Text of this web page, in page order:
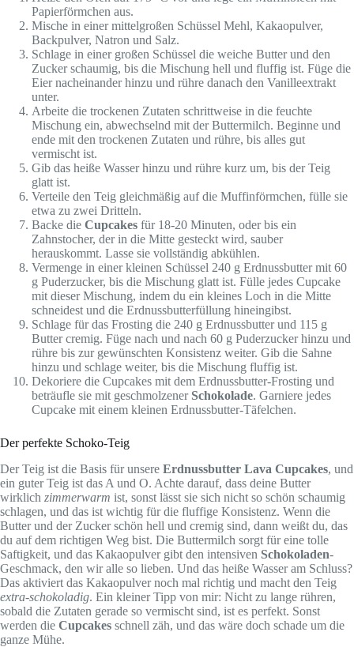
Papierförmchen aus.
Mische in einer mittelgroßen Schüssel Mehl, Kakaopulver,
Backpulver, Natron und Salz.
Schlage in einer großen Schüssel die weiche Butter und den
Zucker schaumig, bis die Mischung hell und fluffig ist. Füge die
Eier nacheinander hinzu und rühre danach den Vanilleextrakt
unter.
Arbeite die trockenen Zutaten schrittweise in die feuchte
Mischung ein, abwechselnd mit der Buttermilch. Beginne und
ende mit den trockenen Zutaten und rühre, bis alles gut
vermischt ist.
Gib das heiße Wasser hinzu und rühre kurz um, bis der Teig
glatt ist.
Verteile den Teig gleichmäßig auf die Muffinförmchen, fülle sie
etwa zu zwei Dritteln.
Backe die Cupcakes für 18-20 Minuten, oder bis ein
Zahnstocher, der in die Mitte gesteckt wird, sauber
herauskommt. Lasse sie vollständig abkühlen.
Vermenge in einer kleinen Schüssel 240 g Erdnussbutter mit 60
g Puderzucker, bis die Mischung glatt ist. Fülle jedes Cupcake
mit dieser Mischung, indem du ein kleines Loch in die Mitte
schneidest und die Erdnussbutterfüllung hineingibst.
Schlage für das Frosting die 240 g Erdnussbutter und 115 g
Butter cremig. Füge nach und nach 60 g Puderzucker hinzu und
rühre bis zur gewünschten Konsistenz weiter. Gib die Sahne
hinzu und schlage weiter, bis die Mischung fluffig ist.
Dekoriere die Cupcakes mit dem Erdnussbutter-Frosting und
beträufle sie mit geschmolzener Schokolade. Garniere jedes
Cupcake mit einem kleinen Erdnussbutter-Täfelchen.
Der perfekte Schoko-Teig
Der Teig ist die Basis für unsere Erdnussbutter Lava Cupcakes, und
ein guter Teig ist das A und O. Achte darauf, dass deine Butter
wirklich zimmerwarm ist, sonst lässt sie sich nicht so schön schaumig
schlagen, und das ist wichtig für die fluffige Konsistenz. Wenn die
Butter und der Zucker schön hell und cremig sind, dann weißt du, das
du auf dem richtigen Weg bist. Die Buttermilch sorgt für eine tolle
Saftigkeit, und das Kakaopulver gibt den intensiven Schokoladen-
Geschmack, den wir alle so lieben. Und das heiße Wasser am Schluss?
Das aktiviert das Kakaopulver noch mal richtig und macht den Teig
extra-schokoladig. Ein kleiner Tipp von mir: Nicht zu lange rühren,
sobald die Zutaten gerade so vermischt sind, ist es perfekt. Sonst
werden die Cupcakes schnell zäh, und das wäre doch schade um die
ganze Mühe.